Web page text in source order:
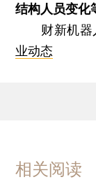
结构人员变化
财新机器人
业动态
相关阅读